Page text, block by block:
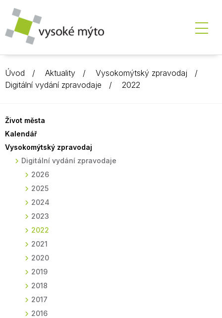
Úvod Aktuality
Vysokomýtský zpravodaj
Digitální vydání zpravodaje
2022
Život města
Kalendář
Vysokomýtský zpravodaj
Digitální vydání zpravodaje
2026
2025
2024
2023
2022
2021
2020
2019
2018
2017
2016